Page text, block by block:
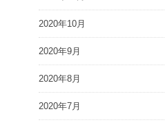
2020年10月
2020年9月
2020年8月
2020年7月